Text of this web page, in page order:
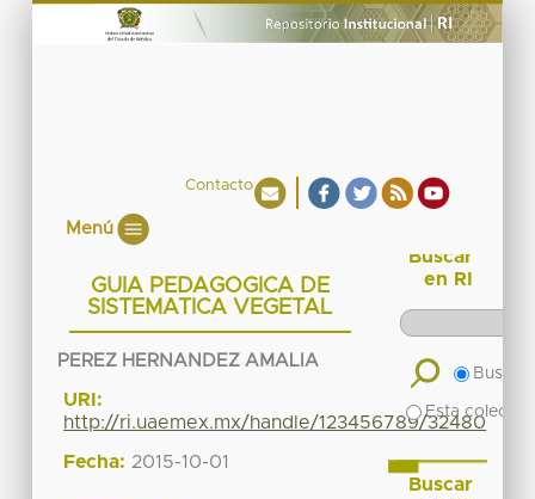
Contacto
Menú
GUIA PEDAGOGICA DE
SISTEMATICA VEGETAL
PEREZ HERNANDEZ AMALIA
URI:
http://ri.uaemex.mx/handle/123456789/32480
Fecha: 2015-10-01
Buscar
en RI
Buscar
Esta
Buscar